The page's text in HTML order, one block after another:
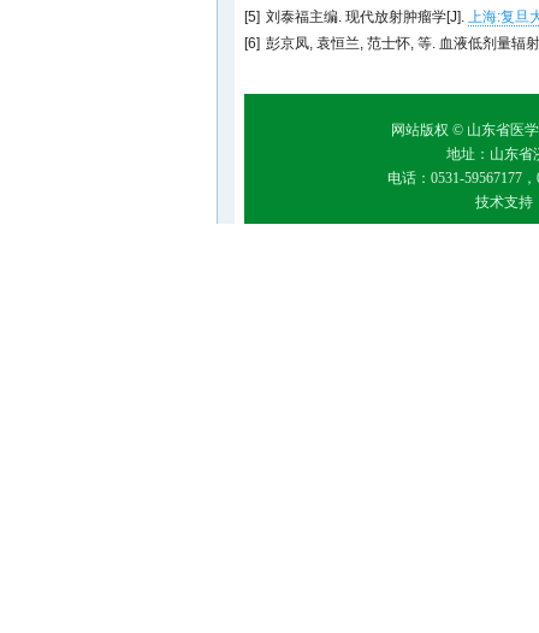
[5] 刘泰福主编. 现代放射肿瘤学[J]. 上海:复旦
[6] 彭京凤, 袁恒兰, 范士怀, 等. 血液低剂量辐